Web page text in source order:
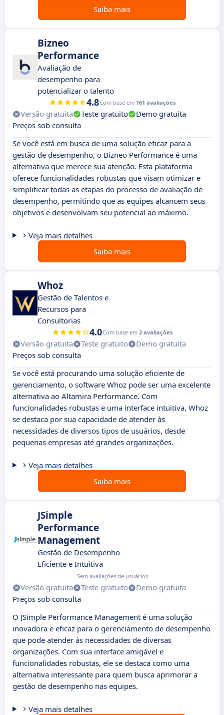
Saiba mais
Bizneo
Performance
Avaliação de
desempenho para
potencializar o talento
4.8Com base em 161 avaliações
Versão gratuita Teste gratuito
Demo gratuita
Preços sob consulta
Se você está em busca de uma solução eficaz para a
gestão de desempenho, o Bizneo Performance é uma
alternativa que merece sua atenção. Esta plataforma
oferece funcionalidades robustas que visam otimizar e
simplificar todas as etapas do processo de avaliação de
desempenho, permitindo que as equipes alcancem seus
objetivos e desenvolvam seu potencial ao máximo.
Veja mais detalhes
Saiba mais
Whoz
Gestão de Talentos e
Recursos para
Consultorias
4.0Com base em 2 avaliações
Versão gratuita Teste gratuito
Demo gratuita
Preços sob consulta
Se você está procurando uma solução eficiente de
gerenciamento, o software Whoz pode ser uma excelente
alternativa ao Altamira Performance. Com
funcionalidades robustas e uma interface intuitiva, Whoz
se destaca por sua capacidade de atender às
necessidades de diversos tipos de usuários, desde
pequenas empresas até grandes organizações.
Veja mais detalhes
Saiba mais
JSimple
Performance
Management
Gestão de Desempenho
Eficiente e Intuitiva
Sem avaliações de usuários
Versão gratuita Teste gratuito
Demo gratuita
Preços sob consulta
O JSimple Performance Management é uma solução
inovadora e eficaz para o gerenciamento de desempenho
que pode atender às necessidades de diversas
organizações. Com sua interface amigável e
funcionalidades robustas, ele se destaca como uma
alternativa interessante para quem busca aprimorar a
gestão de desempenho nas equipes.
Veja mais detalhes